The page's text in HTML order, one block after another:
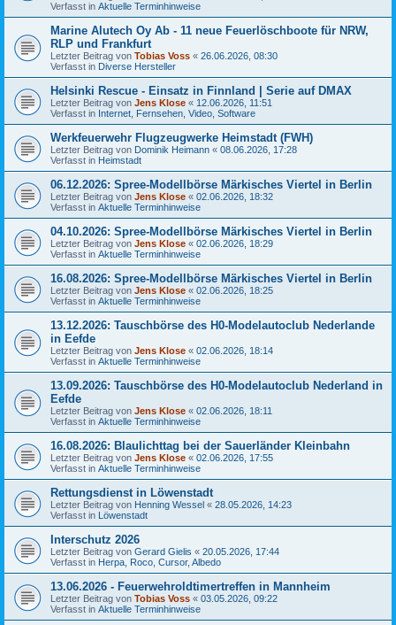
Verfasst in Aktuelle Terminhinweise
Marine Alutech Oy Ab - 11 neue Feuerlöschboote für NRW,
RLP und Frankfurt
Letzter Beitrag von Tobias Voss « 26.06.2026, 08:30
Verfasst in Diverse Hersteller
Helsinki Rescue - Einsatz in Finnland | Serie auf DMAX
Letzter Beitrag von Jens Klose « 12.06.2026, 11:51
Verfasst in Internet, Fernsehen, Video, Software
Werkfeuerwehr Flugzeugwerke Heimstadt (FWH)
Letzter Beitrag von Dominik Heimann « 08.06.2026, 17:28
Verfasst in Heimstadt
06.12.2026: Spree-Modellbörse Märkisches Viertel in Berlin
Letzter Beitrag von Jens Klose « 02.06.2026, 18:32
Verfasst in Aktuelle Terminhinweise
04.10.2026: Spree-Modellbörse Märkisches Viertel in Berlin
Letzter Beitrag von Jens Klose « 02.06.2026, 18:29
Verfasst in Aktuelle Terminhinweise
16.08.2026: Spree-Modellbörse Märkisches Viertel in Berlin
Letzter Beitrag von Jens Klose « 02.06.2026, 18:25
Verfasst in Aktuelle Terminhinweise
13.12.2026: Tauschbörse des H0-Modelautoclub Nederlande
in Eefde
Letzter Beitrag von Jens Klose « 02.06.2026, 18:14
Verfasst in Aktuelle Terminhinweise
13.09.2026: Tauschbörse des H0-Modelautoclub Nederland in
Eefde
Letzter Beitrag von Jens Klose « 02.06.2026, 18:11
Verfasst in Aktuelle Terminhinweise
16.08.2026: Blaulichttag bei der Sauerländer Kleinbahn
Letzter Beitrag von Jens Klose « 02.06.2026, 17:55
Verfasst in Aktuelle Terminhinweise
Rettungsdienst in Löwenstadt
Letzter Beitrag von Henning Wessel « 28.05.2026, 14:23
Verfasst in Löwenstadt
Interschutz 2026
Letzter Beitrag von Gerard Gielis « 20.05.2026, 17:44
Verfasst in Herpa, Roco, Cursor, Albedo
13.06.2026 - Feuerwehroldtimertreffen in Mannheim
Letzter Beitrag von Tobias Voss « 03.05.2026, 09:22
Verfasst in Aktuelle Terminhinweise